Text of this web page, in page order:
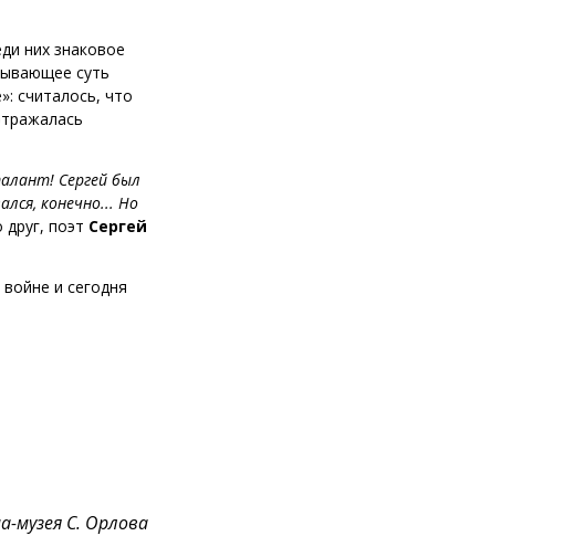
них знаковое
суть
считалось, что
Сергей был
конечно... Но
поэт Сергей
и сегодня
музея С. Орлова